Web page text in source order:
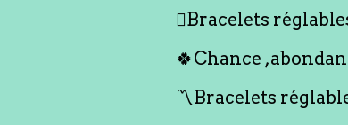
🪎Bracelets
🍀Chance
〽️Bracelets